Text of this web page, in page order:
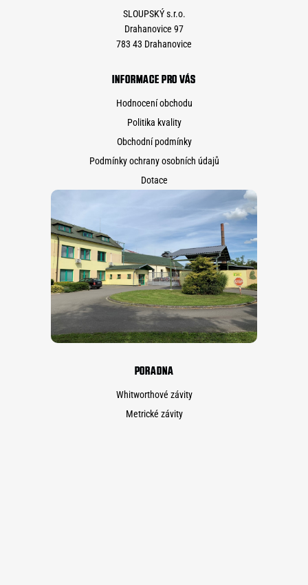
SLOUPSKÝ s.r.o.
Drahanovice 97
783 43 Drahanovice
INFORMACE PRO VÁS
Hodnocení obchodu
Politika kvality
Obchodní podmínky
Podmínky ochrany osobních údajů
Dotace
PORADNA
Whitworthové závity
Metrické závity